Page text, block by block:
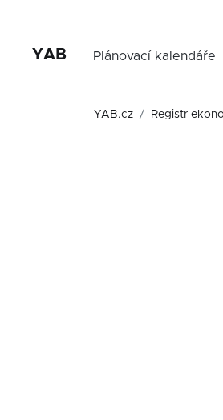
YAB Plánovací kalendáře
YAB.cz Registr